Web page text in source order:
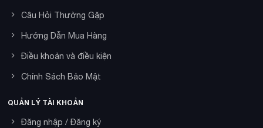
Câu Hỏi Thường Gặp
Hướng Dẫn Mua Hàng
Điều khoản và điều kiện
Chính Sách Bảo Mật
QUẢN LÝ TÀI KHOẢN
Đăng nhập / Đăng ký